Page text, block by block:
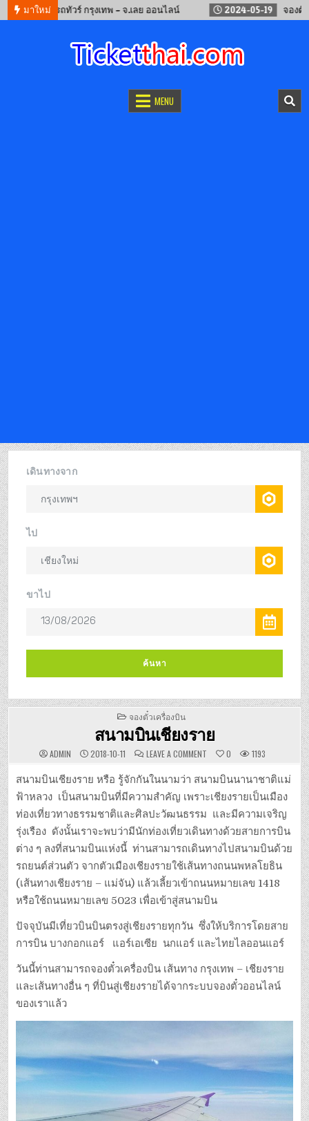
มาใหม่
จองรถทัวร์ กรุงเทพ – จ.เลย ออนไลน์ 2024-05-19 จองตั๋วรถไฟ
MENU
POSTED
IN
จองตั๋วเครื่องบิน
สนามบินเชียงราย
ADMIN 2018-10-11 LEAVE A COMMENT
สนาม
เชียงราย
0 1193
สนามบินเชียงราย หรือ รู้จักกันในนามว่า สนามบินนานาชาติแม่
ฟ้าหลวง เป็นสนามบินที่มีความสำคัญ เพราะเชียงรายเป็นเมือง
ท่องเที่ยวทางธรรมชาติและศิลปะวัฒนธรรม และมีความเจริญ
รุ่งเรือง ดังนั้นเราจะพบว่ามีนักท่องเที่ยวเดินทางด้วยสายการบิน
ต่าง ๆ ลงที่สนามบินแห่งนี้ ท่านสามารถเดินทางไปสนามบินด้วย
รถยนต์ส่วนตัว จากตัวเมืองเชียงรายใช้เส้นทางถนนพหลโยธิน
(เส้นทางเชียงราย – แม่จัน) แล้วเลี้ยวเข้าถนนหมายเลข 1418
หรือใช้ถนนหมายเลข 5023 เพื่อเข้าสู่สนามบิน
ปัจจุบันมีเที่ยวบินบินตรงสู่เชียงรายทุกวัน ซึ่งให้บริการโดยสาย
การบิน บางกอกแอร์ แอร์เอเซีย นกแอร์ และไทยไลออนแอร์
วันนี้ท่านสามารถจองตั๋วเครื่องบิน เส้นทาง กรุงเทพ – เชียงราย
และเส้นทางอื่น ๆ ที่บินสู่เชียงรายได้จากระบบจองตั๋วออนไลน์
ของเราแล้ว